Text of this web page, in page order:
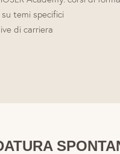
temi specifici
di carriera